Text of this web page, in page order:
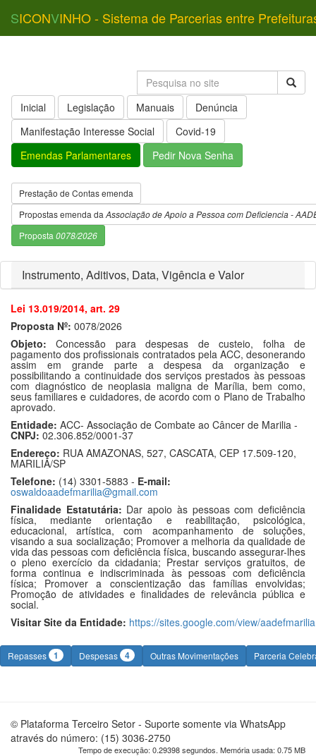
SICONVINHO - Sistema de Parcerias entre
Inicial Legislação Manuais
Denúncia
Manifestação Interesse Social
Covid-19
Emendas Parlamentares
Pedir Nova Senha
Prestação de Contas emenda
Propostas emenda da Associação de Apoio a Pessoa com Deficiencia -
Proposta 0078/2026
Instrumento, Aditivos, Data, Vigência e Valor
Lei 13.019/2014, art. 29
Proposta Nº: 0078/2026
Objeto: Concessão para despesas de custeio, folha de
pagamento dos profissionais contratados pela ACC, desonerando
assim em grande parte a despesa da organização e
possibilitando a continuidade dos serviços prestados às pessoas
com diagnóstico de neoplasia maligna de Marília, bem como,
seus familiares e cuidadores, de acordo com o Plano de Trabalho
aprovado.
Entidade: ACC- Associação de Combate ao Câncer de Marilia -
CNPJ: 02.306.852/0001-37
Endereço: RUA AMAZONAS, 527, CASCATA, CEP 17.509-120,
MARILIA/SP
Telefone: (14) 3301-5883 - E-mail:
oswaldoaadefmarilia@gmail.com
Finalidade Estatutária: Dar apoio às pessoas com deficiência
física, mediante orientação e reabilitação, psicológica,
educacional, artística, com acompanhamento de soluções,
visando a sua socialização; Promover a melhoria da qualidade de
vida das pessoas com deficiência física, buscando assegurar-lhes
o pleno exercício da cidadania; Prestar serviços gratuitos, de
forma continua e indiscriminada às pessoas com deficiência
física; Promover a conscientização das famílias envolvidas;
Promoção de atividades e finalidades de relevância pública e
social.
Visitar Site da Entidade: https://sites.google.com/view/aadefmarilia
Repasses 1 Despesas 4 Outras Movimentações Parceria
© Plataforma Terceiro Setor - Suporte somente via WhatsApp
através do número: (15) 3036-2750
Tempo de execução: 0.29398 segundos. Memória usada: 0.75 MB